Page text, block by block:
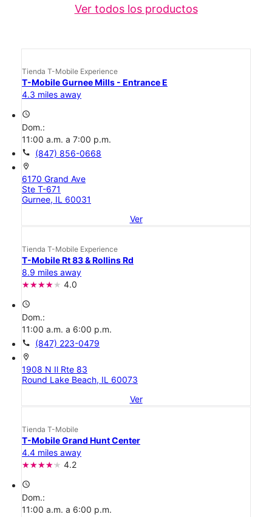
Ver todos los productos
Tienda T-Mobile Experience
T-Mobile Gurnee Mills - Entrance E
4.3 miles away
access_time
Dom.:
11:00 a.m. a 7:00 p.m.
call (847) 856-0668
location_on
6170 Grand Ave
Ste T-671
Gurnee, IL 60031
Ver
Tienda T-Mobile Experience
T-Mobile Rt 83 & Rollins Rd
8.9 miles away
4.0
access_time
Dom.:
11:00 a.m. a 6:00 p.m.
call (847) 223-0479
location_on
1908 N Il Rte 83
Round Lake Beach, IL 60073
Ver
Tienda T-Mobile
T-Mobile Grand Hunt Center
4.4 miles away
4.2
access_time
Dom.:
11:00 a.m. a 6:00 p.m.